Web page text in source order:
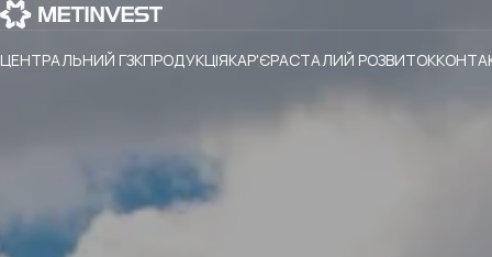
ЦЕНТРАЛЬНИЙ ГЗКПРОДУКЦІЯКАР'ЄРАСТАЛИЙ РОЗВИТОК